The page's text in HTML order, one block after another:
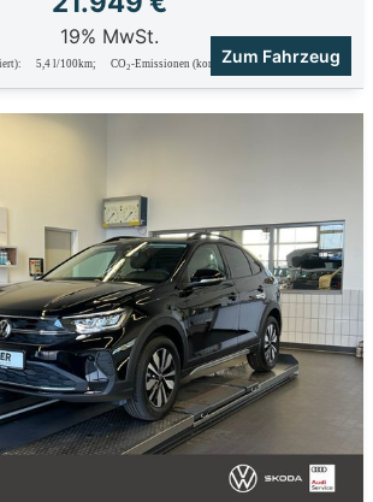
19% MwSt.
5,4 l/100km; CO2-Emissionen (kombiniert): 123.0 g/km;
Zum Fahrzeug